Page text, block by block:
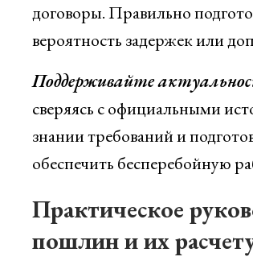
договоры. Правильно
вероятность задержек или
Поддерживайте
сверяясь с официальными
знании требований и
обеспечить бесперебойную
Практическое
пошлин и их